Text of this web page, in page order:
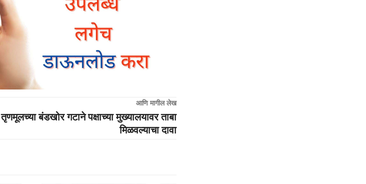
आणि मागील लेख
तृणमूलच्या बंडखोर गटाने पक्षाच्या मुख्यालयावर ताबा
मिळवल्याचा दावा